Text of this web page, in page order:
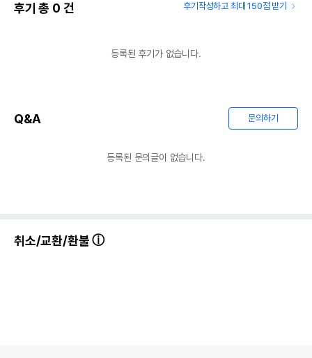
후기 총 0 건 후기작성하고 최대 150점 받기
등록된 후기가 없습니다.
Q&A 문의하기
등록된 문의글이 없습니다.
취소/교환/환불